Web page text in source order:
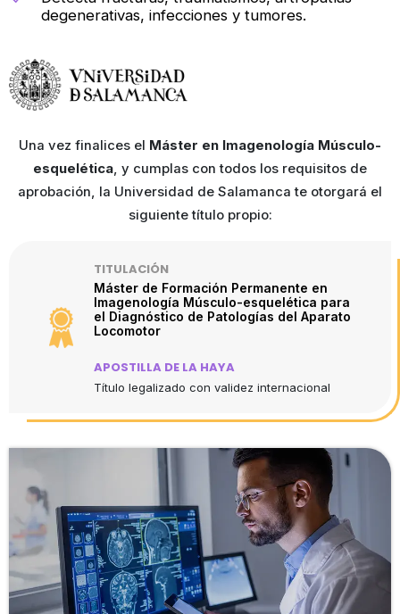
degenerativas, infecciones y tumores.
Una vez finalices el
Máster en Imagenología Músculo-
esquelética, y cumplas con todos los requisitos de
aprobación, la Universidad de Salamanca te otorgará el
siguiente título propio:
TITULACIÓN
Máster de Formación Permanente en
Imagenología Músculo-esquelética para
el Diagnóstico de Patologías del Aparato
Locomotor
APOSTILLA DE LA HAYA
Título legalizado con validez internacional